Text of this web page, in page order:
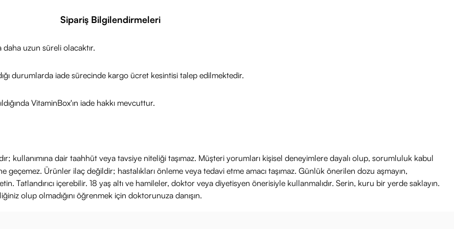
sıkılaştırmak için nemlendiriciden sonra sıkın.
yorgun hissettiğinde ferahlamak ve ışıltı katmak için dilediğiniz zaman uygulayın.
Sipariş Bilgilendirmeleri
uzun süreli olacaktır.
durumlarda iade sürecinde kargo ücret kesintisi talep edilmektedir.
VitaminBox'ın iade hakkı mevcuttur.
kullanımına dair taahhüt veya tavsiye niteliği taşımaz. Müşteri yorumları kişisel deneyimlere dayalı olup, sorumluluk kabul
geçemez. Ürünler ilaç değildir; hastalıkları önleme veya tedavi etme amacı taşımaz. Günlük önerilen dozu aşmayın,
Tatlandırıcı içerebilir. 18 yaş altı ve hamileler, doktor veya diyetisyen önerisiyle kullanmalıdır. Serin, kuru bir yerde saklayın.
olup olmadığını öğrenmek için doktorunuza danışın.